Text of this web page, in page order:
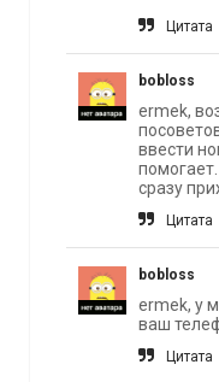
Цитата
bobloss
ermek,
ввести
сразу
Цитата
bobloss
ermek, у
ваш
Цитата